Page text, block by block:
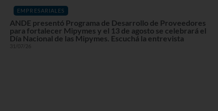
EMPRESARIALES
ANDE presentó Programa de Desarrollo de Proveedores
para fortalecer Mipymes y el 13 de agosto se celebrará el
Día Nacional de las Mipymes. Escuchá la entrevista
31/07/26